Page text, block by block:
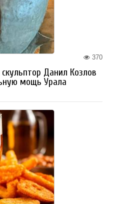
370
Данил Козлов
мощь Урала